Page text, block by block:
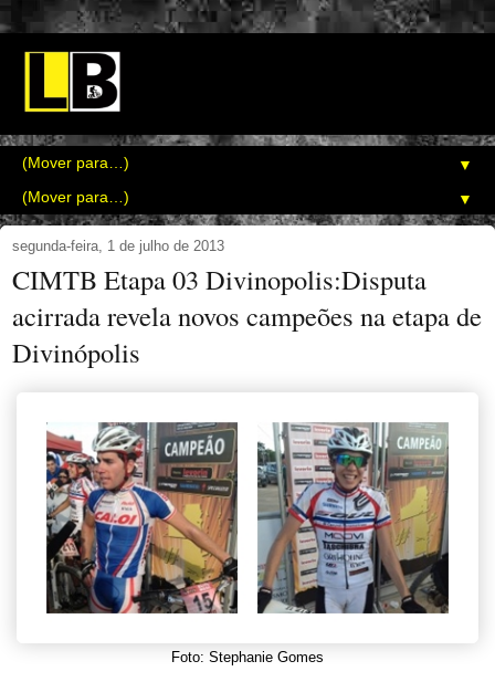
▼
▼
segunda-feira, 1 de julho de 2013
CIMTB Etapa 03 Divinopolis:Disputa
acirrada revela novos campeões na etapa de
Divinópolis
Foto: Stephanie Gomes